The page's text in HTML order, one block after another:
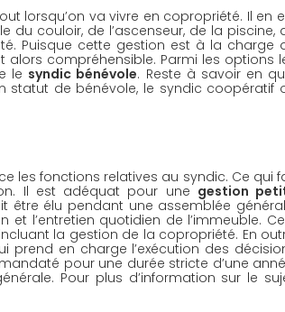
lorsqu’on va vivre en copropriété. Il en
du couloir, de l’ascenseur, de la piscine,
Puisque cette gestion est à la charge
compréhensible. Parmi les options
le syndic bénévole. Reste à savoir en
statut de bénévole, le syndic coopératif
les fonctions relatives au syndic. Ce qui
Il est adéquat pour une gestion
être élu pendant une assemblée
l’entretien quotidien de l’immeuble.
la gestion de la copropriété. En
en charge l’exécution des
pour une durée stricte d’une
Pour plus d’information sur le